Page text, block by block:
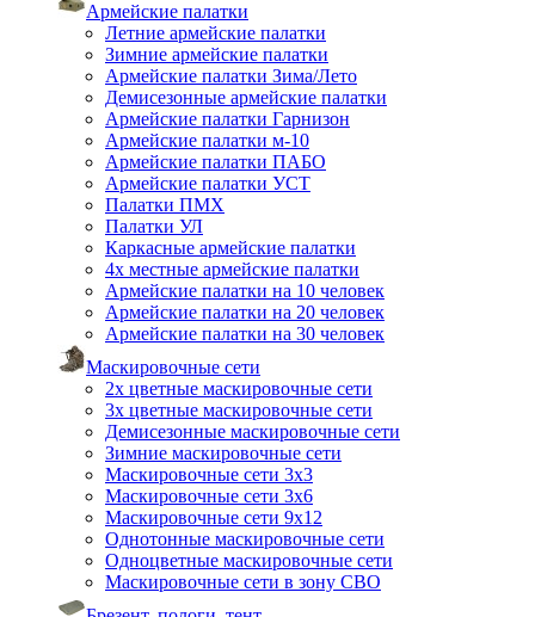
Армейские палатки
Летние армейские палатки
Зимние армейские палатки
Армейские палатки Зима/Лето
Демисезонные армейские палатки
Армейские палатки Гарнизон
Армейские палатки м-10
Армейские палатки ПАБО
Армейские палатки УСТ
Палатки ПМХ
Палатки УЛ
Каркасные армейские палатки
4х местные армейские палатки
Армейские палатки на 10 человек
Армейские палатки на 20 человек
Армейские палатки на 30 человек
Маскировочные сети
2х цветные маскировочные сети
3х цветные маскировочные сети
Демисезонные маскировочные сети
Зимние маскировочные сети
Маскировочные сети 3х3
Маскировочные сети 3х6
Маскировочные сети 9х12
Однотонные маскировочные сети
Одноцветные маскировочные сети
Маскировочные сети в зону СВО